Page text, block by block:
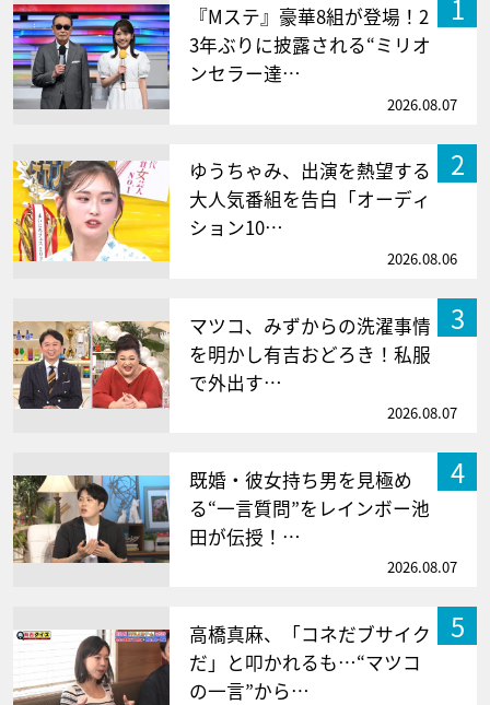
1
『Mステ』豪華8組が登場！2
3年ぶりに披露される“ミリオ
ンセラー達…
2026.08.07
2
ゆうちゃみ、出演を熱望する
大人気番組を告白「オーディ
ション10…
2026.08.06
3
マツコ、みずからの洗濯事情
を明かし有吉おどろき！私服
で外出す…
2026.08.07
4
既婚・彼女持ち男を見極め
る“一言質問”をレインボー池
田が伝授！…
2026.08.07
5
高橋真麻、「コネだブサイク
だ」と叩かれるも…“マツコ
の一言”から…